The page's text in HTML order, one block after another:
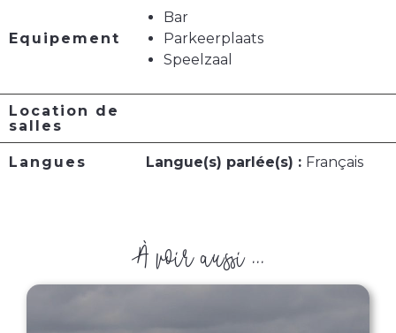
Equipement
Bar
Parkeerplaats
Speelzaal
Location de
salles
Langues Langue(s) parlée(s) : Français
À voir aussi ...